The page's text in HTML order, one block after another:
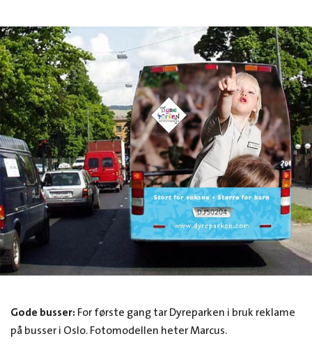
Gode busser: For første gang tar Dyreparken i bruk reklame
på busser i Oslo. Fotomodellen heter Marcus.